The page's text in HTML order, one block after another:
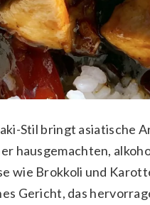
Stil bringt asiatische
hausgemachten,
wie Brokkoli und
Gericht, das